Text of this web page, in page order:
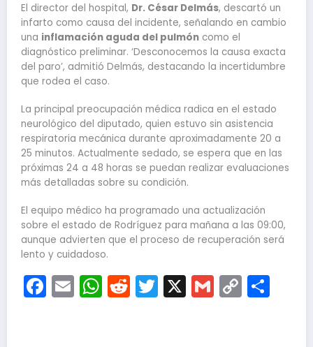
El director del hospital, Dr. César Delmás, descartó un
infarto como causa del incidente, señalando en cambio
una inflamación aguda del pulmón como el
diagnóstico preliminar. ‘Desconocemos la causa exacta
del paro’, admitió Delmás, destacando la incertidumbre
que rodea el caso.
La principal preocupación médica radica en el estado
neurológico del diputado, quien estuvo sin asistencia
respiratoria mecánica durante aproximadamente 20 a
25 minutos. Actualmente sedado, se espera que en las
próximas 24 a 48 horas se puedan realizar evaluaciones
más detalladas sobre su condición.
El equipo médico ha programado una actualización
sobre el estado de Rodríguez para mañana a las 09:00,
aunque advierten que el proceso de recuperación será
lento y cuidadoso.
Facebook
EmailWhatsApp
Reddit
Twitter
X Gmail
Copy
Link